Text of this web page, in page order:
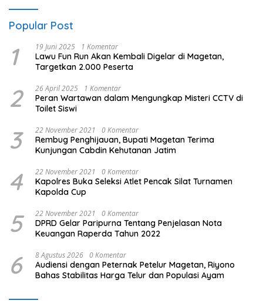
Popular Post
1 19 Juni 2025 1 Komentar
Lawu Fun Run Akan Kembali Digelar di Magetan,
Targetkan 2.000 Peserta
2 26 April 2025 1 Komentar
Peran Wartawan dalam Mengungkap Misteri CCTV di
Toilet Siswi
3 22 November 2021 0 Komentar
Rembug Penghijauan, Bupati Magetan Terima
Kunjungan Cabdin Kehutanan Jatim
4 22 November 2021 0 Komentar
Kapolres Buka Seleksi Atlet Pencak Silat Turnamen
Kapolda Cup
5 22 November 2021 0 Komentar
DPRD Gelar Paripurna Tentang Penjelasan Nota
Keuangan Raperda Tahun 2022
6 8 Agustus 2026 0 Komentar
Audiensi dengan Peternak Petelur Magetan, Riyono
Bahas Stabilitas Harga Telur dan Populasi Ayam